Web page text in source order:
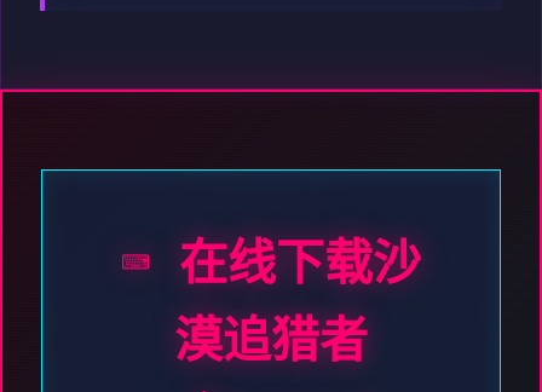
⌨️ 在线下载沙
漠追猎者